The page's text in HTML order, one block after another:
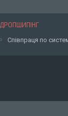
ДРОПШИПІНГ
Співпраця по